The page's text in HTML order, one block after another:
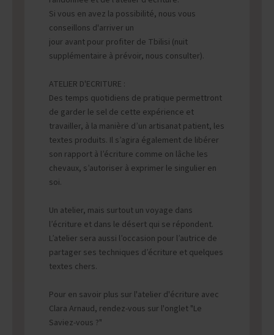
Si vous en avez la possibilité, nous vous
conseillons d'arriver un
jour avant pour profiter de Tbilisi (nuit
supplémentaire à prévoir, nous consulter).
ATELIER D'ECRITURE :
Des temps quotidiens de pratique permettront
de garder le sel de cette expérience et
travailler, à la manière d’un artisanat patient, les
textes produits. Il s’agira également de libérer
son rapport à l’écriture comme on lâche les
chevaux, s’autoriser à exprimer le singulier en
soi.
Un atelier, mais surtout un voyage dans
l’écriture et dans le désert qui se répondent.
L’atelier sera aussi l’occasion pour l’autrice de
partager ses techniques d’écriture et quelques
textes chers.
Pour en savoir plus sur l'atelier d'écriture avec
Clara Arnaud, rendez-vous sur l'onglet "Le
Saviez-vous ?"